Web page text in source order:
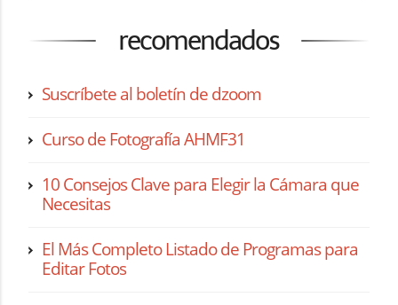
recomendados
Suscríbete al boletín de dzoom
Curso de Fotografía AHMF31
10 Consejos Clave para Elegir la Cámara que
Necesitas
El Más Completo Listado de Programas para
Editar Fotos